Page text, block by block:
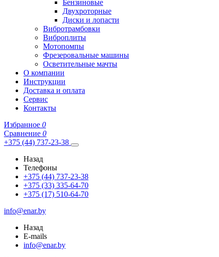
Бензиновые
Двухроторные
Диски и лопасти
Вибротрамбовки
Виброплиты
Мотопомпы
Фрезеровальные машины
Осветительные мачты
О компании
Инструкции
Доставка и оплата
Сервис
Контакты
Избранное 0
Сравнение 0
+375 (44) 737-23-38
Назад
Телефоны
+375 (44) 737-23-38
+375 (33) 335-64-70
+375 (17) 510-64-70
info@enar.by
Назад
E-mails
info@enar.by